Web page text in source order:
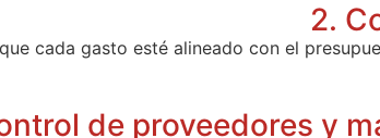
2.
cada gasto esté alineado con el
de proveedores y